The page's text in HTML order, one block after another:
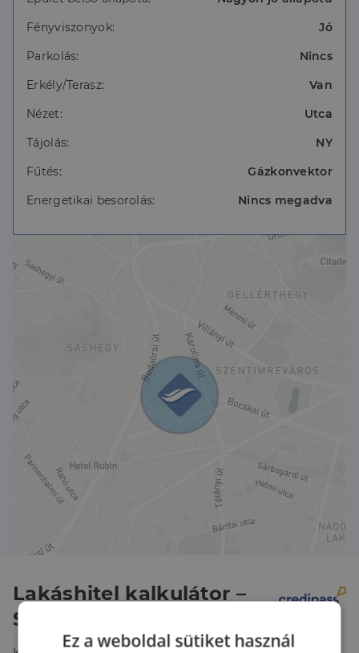
Fényviszonyok:
Jó
Parkolás:
Nincs
Erkély/Terasz:
Van
Nézet:
Utca
Tájolás:
NY
Fűtés:
Gázkonvektor
Energetikai besorolás:
Nincs megadva
Lakáshitel kalkulátor –
Spórolj velünk!
Ez a weboldal sütiket használ